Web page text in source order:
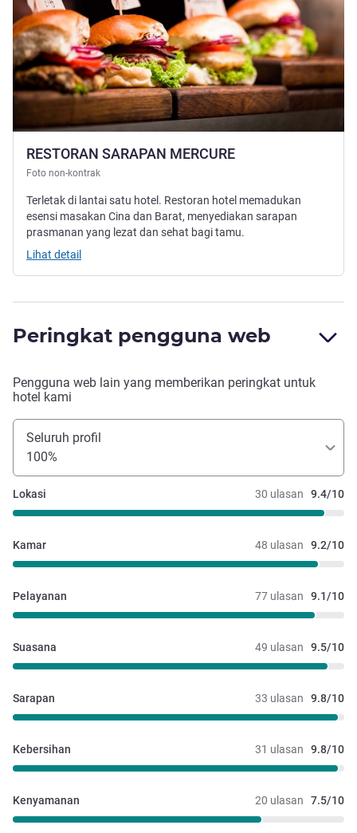
RESTORAN SARAPAN MERCURE
Foto non-kontrak
Terletak di lantai satu hotel. Restoran hotel memadukan
esensi masakan Cina dan Barat, menyediakan sarapan
prasmanan yang lezat dan sehat bagi tamu.
Lihat detail
Peringkat pengguna web
Pengguna web lain yang memberikan peringkat untuk
hotel kami
Seluruh profil
100%
30 ulasan 9.4/10
Lokasi
48 ulasan 9.2/10
Kamar
77 ulasan 9.1/10
Pelayanan
49 ulasan 9.5/10
Suasana
33 ulasan 9.8/10
Sarapan
31 ulasan 9.8/10
Kebersihan
20 ulasan 7.5/10
Kenyamanan